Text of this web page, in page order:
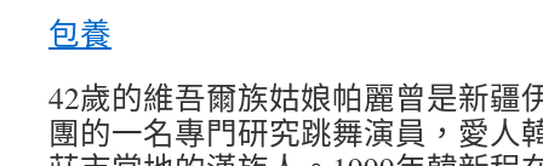
包養
42歲的維吾爾族姑娘帕麗曾是新疆
團的一名專門研究跳舞演員，愛人